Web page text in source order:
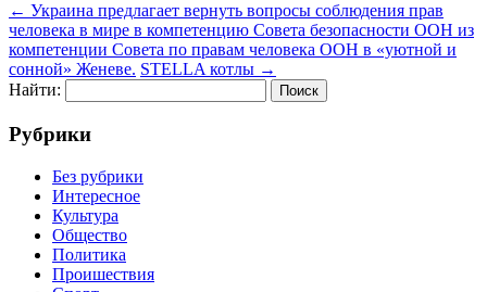
← Украина предлагает вернуть вопросы соблюдения прав
человека в мире в компетенцию Совета безопасности ООН из
компетенции Совета по правам человека ООН в «уютной и
сонной» Женеве. STELLA котлы →
Найти:
Рубрики
Без рубрики
Интересное
Культура
Общество
Политика
Проишествия